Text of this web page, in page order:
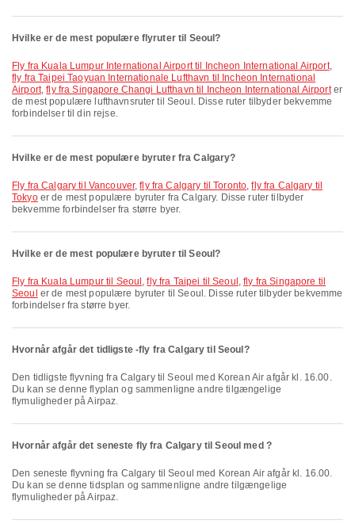
Hvilke er de mest populære flyruter til Seoul?
fly fra Kuala Lumpur International Airport til Incheon International Airport,
fly fra Taipei Taoyuan Internationale Lufthavn til Incheon International
Airport,fly fra Singapore Changi Lufthavn til Incheon International Airporter
de mest populære lufthavnsruter til Seoul. Disse ruter tilbyder bekvemme
forbindelser til din rejse.
Hvilke er de mest populære byruter fra Calgary?
fly fra Calgary til Vancouver,fly fra Calgary til Toronto,fly fra Calgary til
Tokyoer de mest populære byruter fra Calgary. Disse ruter tilbyder
bekvemme forbindelser fra større byer.
Hvilke er de mest populære byruter til Seoul?
fly fra Kuala Lumpur til Seoul ,fly fra Taipei til Seoul ,fly fra Singapore til
Seoul er de mest populære byruter til Seoul. Disse ruter tilbyder bekvemme
forbindelser fra større byer.
Hvornår afgår det tidligste -fly fra Calgary til Seoul?
Den tidligste flyvning fra Calgary til Seoul med Korean Air afgår kl. 16.00.
Du kan se denne flyplan og sammenligne andre tilgængelige
flymuligheder på Airpaz.
Hvornår afgår det seneste fly fra Calgary til Seoul med ?
Den seneste flyvning fra Calgary til Seoul med Korean Air afgår kl. 16.00.
Du kan se denne tidsplan og sammenligne andre tilgængelige
flymuligheder på Airpaz.